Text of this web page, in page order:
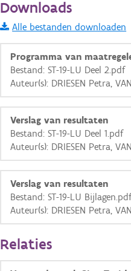
Informatie Vlaanderen
i
+ −
OSM-Basiskaart
Ortho
GRB-Basiskaart
GRB-Basiskaart in
Downloads
Alle bestanden downloaden
Programma van
Bestand: ST-19-LU Deel 2.pdf
Auteur(s): DRIESEN Petra,
Verslag van resultaten
Bestand: ST-19-LU Deel 1.pdf
Auteur(s): DRIESEN Petra,
Verslag van resultaten
Bestand: ST-19-LU
Auteur(s): DRIESEN Petra,
Relaties